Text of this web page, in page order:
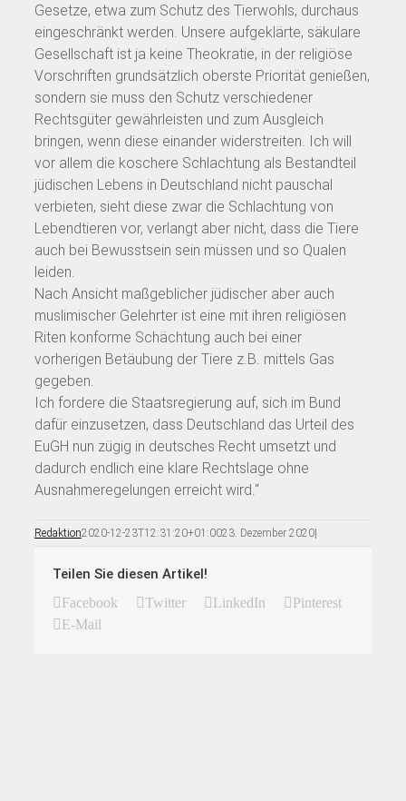
Gesetze, etwa zum Schutz des Tierwohls, durchaus
eingeschränkt werden. Unsere aufgeklärte, säkulare
Gesellschaft ist ja keine Theokratie, in der religiöse
Vorschriften grundsätzlich oberste Priorität genießen,
sondern sie muss den Schutz verschiedener
Rechtsgüter gewährleisten und zum Ausgleich
bringen, wenn diese einander widerstreiten. Ich will
vor allem die koschere Schlachtung als Bestandteil
jüdischen Lebens in Deutschland nicht pauschal
verbieten, sieht diese zwar die Schlachtung von
Lebendtieren vor, verlangt aber nicht, dass die Tiere
auch bei Bewusstsein sein müssen und so Qualen
leiden.
Nach Ansicht maßgeblicher jüdischer aber auch
muslimischer Gelehrter ist eine mit ihren religiösen
Riten konforme Schächtung auch bei einer
vorherigen Betäubung der Tiere z.B. mittels Gas
gegeben.
Ich fordere die Staatsregierung auf, sich im Bund
dafür einzusetzen, dass Deutschland das Urteil des
EuGH nun zügig in deutsches Recht umsetzt und
dadurch endlich eine klare Rechtslage ohne
Ausnahmeregelungen erreicht wird.“
Redaktion2020-12-23T12:31:20+01:0023. Dezember 2020|
Teilen Sie diesen Artikel!
Facebook Twitter LinkedIn
Pinterest
E-Mail